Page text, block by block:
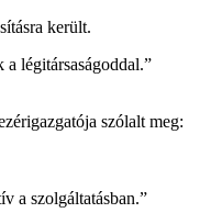
került.
légitársaságoddal.”
szólalt meg:
a szolgáltatásban.”